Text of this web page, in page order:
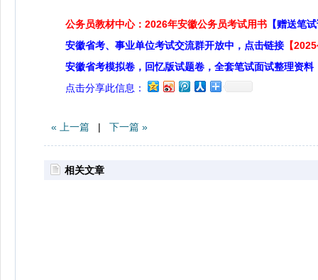
公务员教材中心：2026年安徽公务员考试用书 【赠送笔
安徽省考、事业单位考试交流群开放中，点击链接 【
安徽省考模拟卷，回忆版试题卷，全套笔试面试整理资料
点击分享此信息：
« 上一篇 | 下一篇 »
相关文章